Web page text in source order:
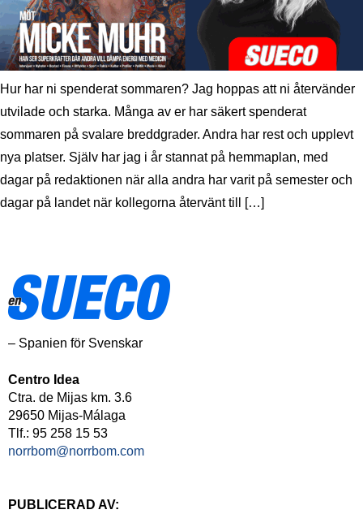
Hur har ni spenderat sommaren? Jag hoppas att ni återvänder
utvilade och starka. Många av er har säkert spenderat
sommaren på svalare breddgrader. Andra har rest och upplevt
nya platser. Själv har jag i år stannat på hemmaplan, med
dagar på redaktionen när alla andra har varit på semester och
dagar på landet när kollegorna återvänt till […]
– Spanien för Svenskar
Centro Idea
Ctra. de Mijas km. 3.6
29650 Mijas-Málaga
Tlf.: 95 258 15 53
norrbom@norrbom.com
PUBLICERAD AV: